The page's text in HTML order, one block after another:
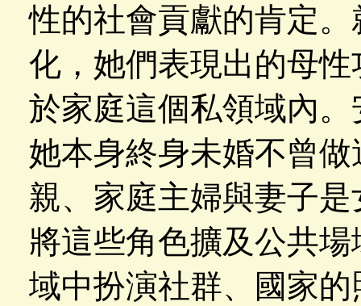
性的社會貢獻的肯定
化，她們表現出的母
於家庭這個私領域內
她本身終身未婚不曾
親、家庭主婦與妻子
將這些角色擴及公共
域中扮演社群、國家